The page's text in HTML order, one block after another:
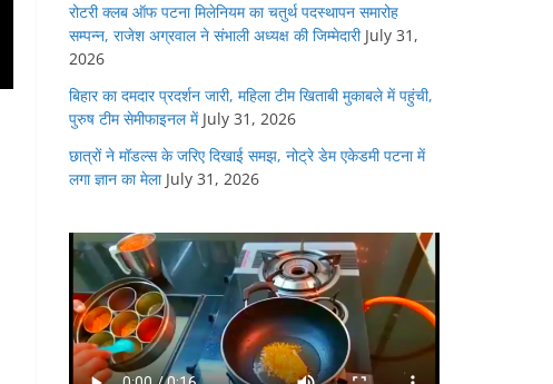
रोटरी क्लब ऑफ पटना मिलेनियम का चतुर्थ पदस्थापन समारोह
सम्पन्न, राजेश अग्रवाल ने संभाली अध्यक्ष की जिम्मेदारी July 31,
2026
बिहार का दमदार प्रदर्शन जारी, महिला टीम खिताबी मुकाबले में पहुंची,
पुरुष टीम सेमीफाइनल में July 31, 2026
छात्रों ने मॉडल्स के जरिए दिखाई समझ, नोट्रे डेम एकेडमी पटना में
लगा ज्ञान का मेला July 31, 2026